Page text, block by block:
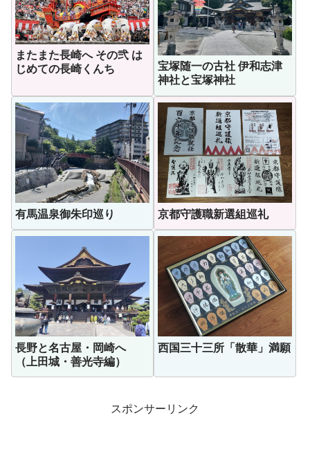
またまた長崎へ その弐 は
じめての長崎くんち
宝塚随一の古社 伊和志津
神社と宝塚神社
有馬温泉御朱印巡り 京都守護職新選組巡礼
長野と名古屋・岡崎へ
（上田城・善光寺編）
西国三十三所「散華」満願
スポンサーリンク